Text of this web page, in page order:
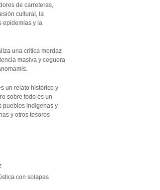
de carreteras,
cultural, la
epidemias y la
una crítica mordaz
masiva y ceguera
un relato histórico y
sobre todo es un
pueblos indígenas y
y otros tesoros
con solapas